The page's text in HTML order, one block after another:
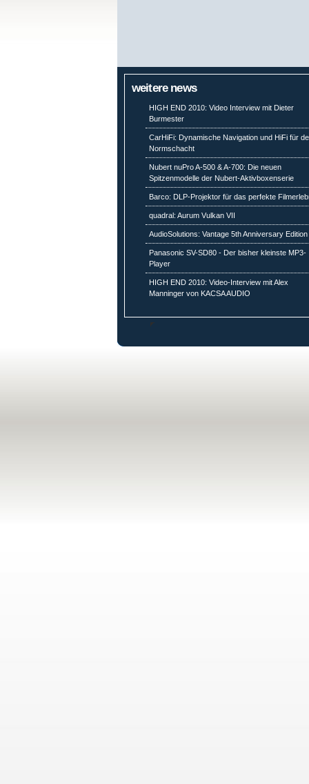
weitere news
HIGH END 2010: Video Interview mit Dieter
Burmester
CarHiFi: Dynamische Navigation und HiFi für
Normschacht
Nubert nuPro A-500 & A-700: Die neuen
Spitzenmodelle der Nubert-Aktivboxenserie
Barco: DLP-Projektor für das perfekte
quadral: Aurum Vulkan VII
AudioSolutions: Vantage 5th Anniversary Edition
Panasonic SV-SD80 - Der bisher kleinste MP3-
Player
HIGH END 2010: Video-Interview mit Alex
Manninger von KACSA AUDIO